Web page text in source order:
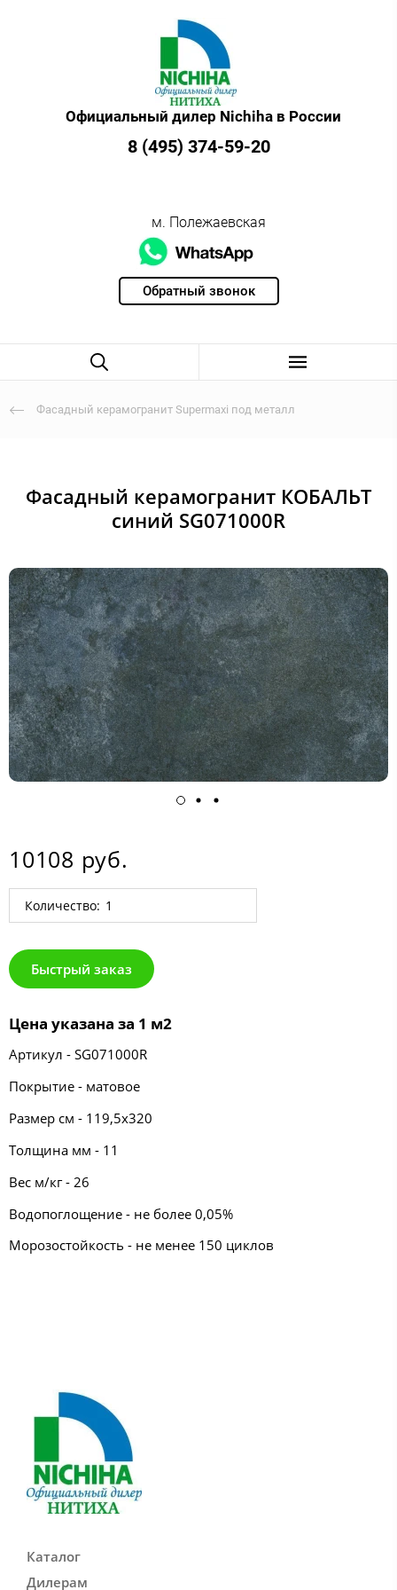
Обратный звонок
Официальный дилер Nichiha в России
8 (495) 374-59-20
м. Полежаевская
Фасадный керамогранит Supermaxi под металл
Фасадный керамогранит КОБАЛЬТ
синий SG071000R
10108 руб.
Количество:
Быстрый заказ
Цена указана за 1 м2
Артикул - SG071000R
Покрытие - матовое
Размер см - 119,5х320
Толщина мм - 11
Вес м/кг - 26
Водопоглощение - не более 0,05%
Морозостойкость - не менее 150 циклов
Каталог
Дилерам